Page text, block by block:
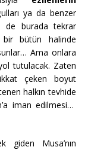
ya da benzer
de burada tekrar
bütün halinde
Ama onlara
tutulacak. Zaten
çeken boyut
halkın tevhide
iman edilmesi…
giden Musa’nın